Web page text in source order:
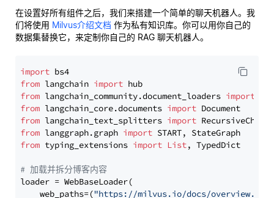
在设置好所有组件之后，我们来搭建一个简单的聊天机器人。我
们将使用 Milvus介绍文档 作为私有知识库。你可以用你自己的
数据集替换它，来定制你自己的 RAG 聊天机器人。
import
from langchain import
from langchain_community.document_loaders import
from langchain_core.documents import
from langchain_text_splitters import
from langgraph.graph import
from typing_extensions import List, TypedDict
# 加载并拆分博客内容
loader = WebBaseLoader(
    web_paths=(
"https://milvus.io/docs/overview.md"